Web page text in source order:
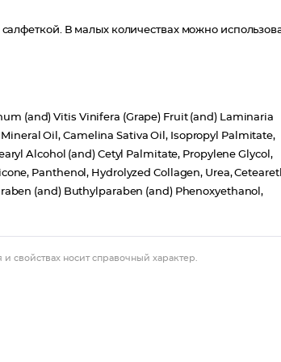
В малых количествах можно
(and) Vitis Vinifera (Grape) Fruit (and) Laminaria
Oil, Camelina Sativa Oil, Isopropyl Palmitate,
Alcohol (and) Cetyl Palmitate, Propylene Glycol,
Panthenol, Hydrolyzed Collagen, Urea,
(and) Buthylparaben (and) Phenoxyethanol,
свойствах носит справочный характер.